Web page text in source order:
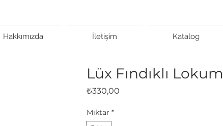
Hakkımızda İletişim Katalog
Lüx Fındıklı Lokum
₺330,00
Miktar *